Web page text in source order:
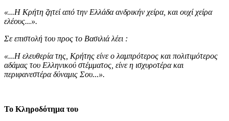
«...Η Κρήτη ζητεί από την Ελλάδα ανδρικήν χείρα, και ουχί χείρα
ελέους...».
Σε επιστολή του προς το Βασιλιά λέει :
«...Η ελευθερία της, Κρήτης είνε ο λαμπρότερος και πολιτιμότερος
αδάμας του Ελληνικού στέμματος, είνε η ισχυροτέρα και
περιφανεστέρα δύναμις Σου...».
Το Κληροδότημα του